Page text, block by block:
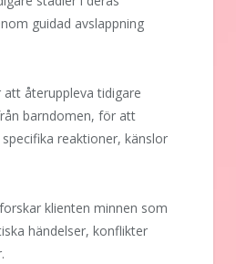
guidad avslappning
återuppleva tidigare
barndomen, för att
reaktioner, känslor
klienten minnen som
händelser, konflikter